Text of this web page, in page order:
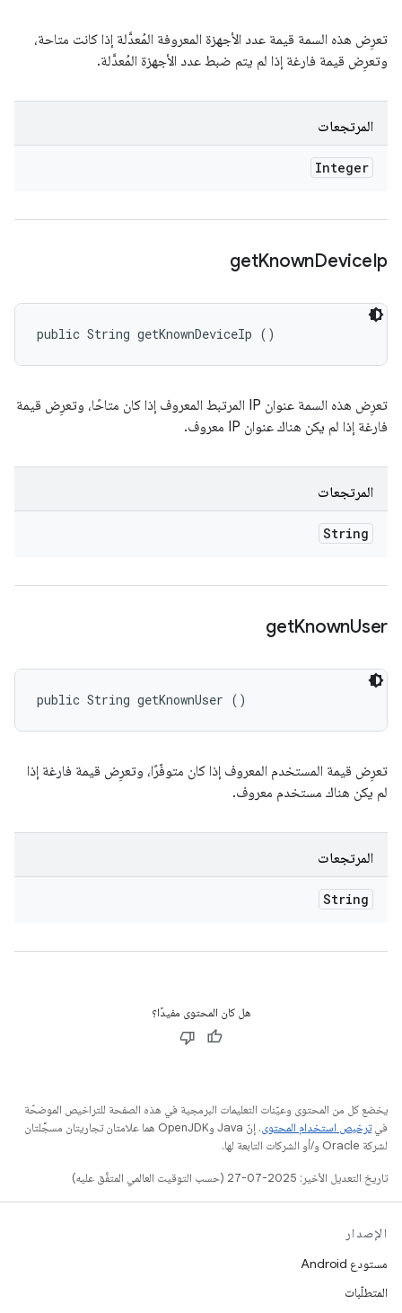
تعرِض هذه السمة قيمة عدد الأجهزة المعروفة المُعدَّلة إذا كانت متاحة،
وتعرِض قيمة فارغة إذا لم يتم ضبط عدد الأجهزة المُعدَّلة.
المرتجعات
Integer
getKnownDeviceIp
public String getKnownDeviceIp ()
تعرِض هذه السمة عنوان IP المرتبط المعروف إذا كان متاحًا، وتعرِض قيمة
فارغة إذا لم يكن هناك عنوان IP معروف.
المرتجعات
String
getKnownUser
public String getKnownUser ()
تعرِض قيمة المستخدم المعروف إذا كان متوفّرًا، وتعرِض قيمة فارغة إذا
لم يكن هناك مستخدم معروف.
المرتجعات
String
هل كان المحتوى مفيدًا؟
يخضع كل من المحتوى وعيّنات التعليمات البرمجية في هذه الصفحة للتراخيص الموضحّة
فيترخيص استخدام المحتوى
. إنّ Java وOpenJDK هما علامتان تجاريتان مسجَّلتان
لشركة Oracle و/أو الشركات التابعة لها.
تاريخ التعديل الأخير: 2025-07-27 (حسب التوقيت العالمي المتفَّق عليه)
الإصدار
مستودع Android
المتطلّبات